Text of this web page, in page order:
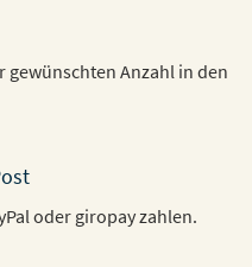
gewünschten Anzahl in den
oder giropay zahlen.